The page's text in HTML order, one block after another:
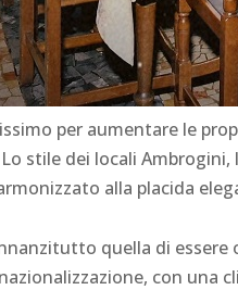
per aumentare le
stile dei locali
alla placida
quella di
con una